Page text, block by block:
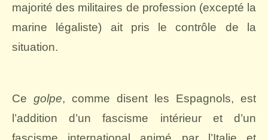
majorité des militaires de profession (excepté la
marine légaliste) ait pris le contrôle de la
situation.
Ce golpe, comme disent les Espagnols, est
l’addition d’un fascisme intérieur et d’un